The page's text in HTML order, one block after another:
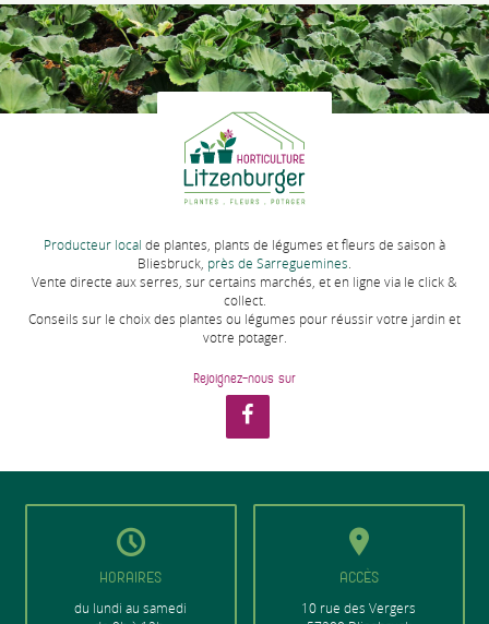
Producteur local de plantes, plants de légumes et fleurs de saison à
Bliesbruck, près de Sarreguemines.
Vente directe aux serres, sur certains marchés, et en ligne via le click &
collect.
Conseils sur le choix des plantes ou légumes pour réussir votre jardin et
votre potager.
Rejoignez-nous sur
HORAIRES
du lundi au samedi
ACCÈS
10 rue des Vergers